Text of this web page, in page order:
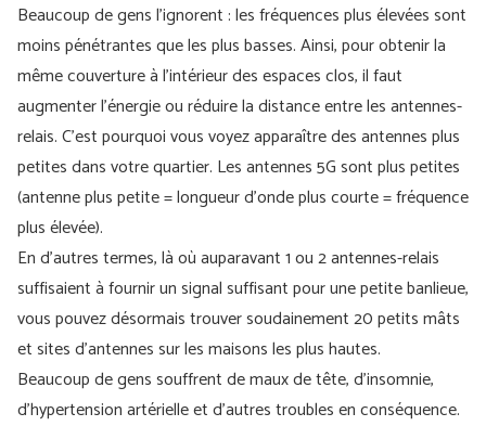
Beaucoup de gens l'ignorent : les fréquences plus élevées sont
moins pénétrantes que les plus basses. Ainsi, pour obtenir la
même couverture à l'intérieur des espaces clos, il faut
augmenter l'énergie ou réduire la distance entre les antennes-
relais. C'est pourquoi vous voyez apparaître des antennes plus
petites dans votre quartier. Les antennes 5G sont plus petites
(antenne plus petite = longueur d'onde plus courte = fréquence
plus élevée).
En d'autres termes, là où auparavant 1 ou 2 antennes-relais
suffisaient à fournir un signal suffisant pour une petite banlieue,
vous pouvez désormais trouver soudainement 20 petits mâts
et sites d'antennes sur les maisons les plus hautes.
Beaucoup de gens souffrent de maux de tête, d'insomnie,
d'hypertension artérielle et d'autres troubles en conséquence.